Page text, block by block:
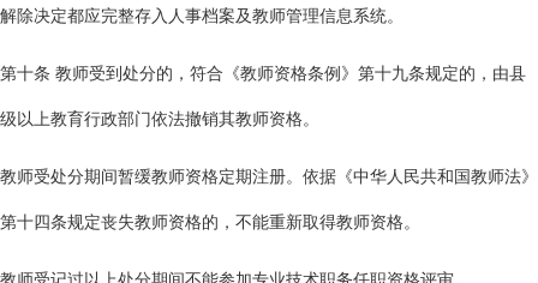
解除决定都应完整存入人事档案及教师管理信息系统。
第十条 教师受到处分的，符合《教师资格条例》第十九条规定的，由县
级以上教育行政部门依法撤销其教师资格。
教师受处分期间暂缓教师资格定期注册。依据《中华人民共和国教师法》
第十四条规定丧失教师资格的，不能重新取得教师资格。